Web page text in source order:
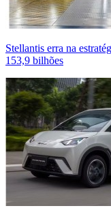
Stellantis erra na
153,9 bilhões